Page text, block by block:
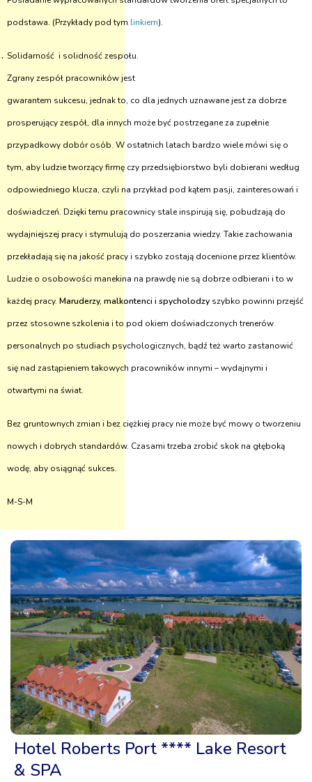
podstawa. (Przykłady pod tym linkiem).
Solidarność i solidność zespołu.
Zgrany zespół pracowników jest
gwarantem sukcesu, jednak to, co dla jednych uznawane jest za dobrze
prosperujący zespół, dla innych może być postrzegane za zupełnie
przypadkowy dobór osób. W ostatnich latach bardzo wiele mówi się o
tym, aby ludzie tworzący firmę czy przedsiębiorstwo byli dobierani według
odpowiedniego klucza, czyli na przykład pod kątem pasji, zainteresowań i
doświadczeń. Dzięki temu pracownicy stale inspirują się, pobudzają do
wydajniejszej pracy i stymulują do poszerzania wiedzy. Takie zachowania
przekładają się na jakość pracy i szybko zostają docenione przez klientów.
Ludzie o osobowości manekina na prawdę nie są dobrze odbierani i to w
każdej pracy. Maruderzy, malkontenci i spycholodzy szybko powinni przejść
przez stosowne szkolenia i to pod okiem doświadczonych trenerów
personalnych po studiach psychologicznych, bądź też warto zastanowić
się nad zastąpieniem takowych pracowników innymi – wydajnymi i
otwartymi na świat.
Bez gruntownych zmian i bez ciężkiej pracy nie może być mowy o tworzeniu
nowych i dobrych standardów. Czasami trzeba zrobić skok na głęboką
wodę, aby osiągnąć sukces.
M-S-M
Hotel Roberts Port **** Lake Resort
& SPA